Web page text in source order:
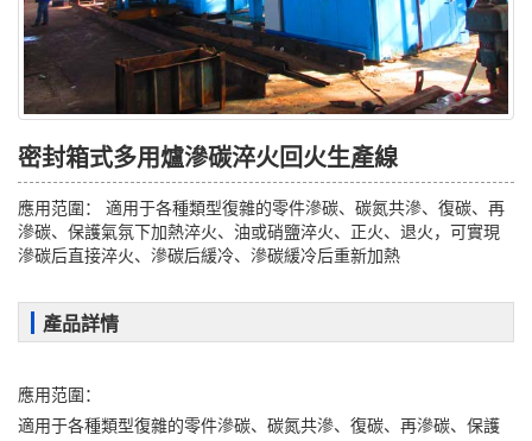
密封箱式多用爐滲碳淬火回火生產線
應用范圍： 適用于各種類型復雜的零件滲碳、碳氮共滲、復碳、再
滲碳、保護氣氛下加熱淬火、油或硝鹽淬火、正火、退火，可實現
滲碳后直接淬火、滲碳后緩冷、滲碳緩冷后重新加熱
產品詳情
應用范圍：
適用于各種類型復雜的零件滲碳、碳氮共滲、復碳、再滲碳、保護